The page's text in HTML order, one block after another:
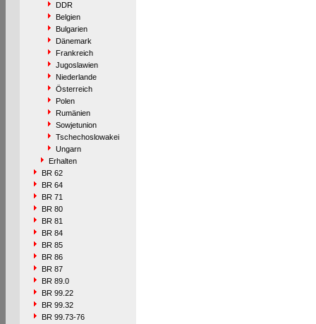
DDR
Belgien
Bulgarien
Dänemark
Frankreich
Jugoslawien
Niederlande
Österreich
Polen
Rumänien
Sowjetunion
Tschechoslowakei
Ungarn
Erhalten
BR 62
BR 64
BR 71
BR 80
BR 81
BR 84
BR 85
BR 86
BR 87
BR 89.0
BR 99.22
BR 99.32
BR 99.73-76